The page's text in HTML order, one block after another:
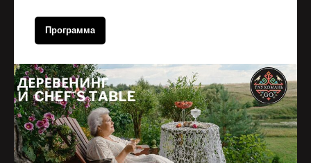
Программа